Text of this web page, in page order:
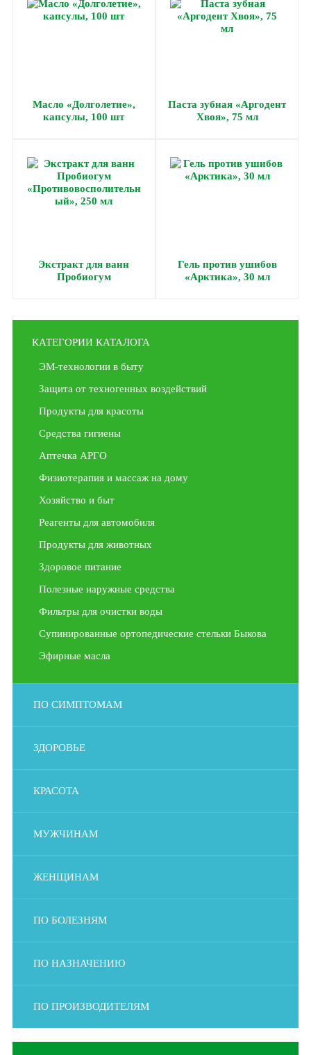
Масло «Долголетие»,
капсулы, 100 шт
Паста зубная «Аргодент
Хвоя», 75 мл
Экстракт для ванн
Пробиогум
Гель против ушибов
«Арктика», 30 мл
КАТЕГОРИИ КАТАЛОГА
ЭМ-технологии в быту
Защита от техногенных воздействий
Продукты для красоты
Средства гигиены
Аптечка АРГО
Физиотерапия и массаж на дому
Хозяйство и быт
Реагенты для автомобиля
Продукты для животных
Здоровое питание
Полезные наружные средства
Фильтры для очистки воды
Супинированные ортопедические стельки Быкова
Эфирные масла
ПО СИМПТОМАМ
ЗДОРОВЬЕ
КРАСОТА
МУЖЧИНАМ
ЖЕНЩИНАМ
ПО БОЛЕЗНЯМ
ПО НАЗНАЧЕНИЮ
ПО ПРОИЗВОДИТЕЛЯМ